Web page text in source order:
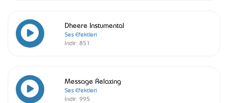
Dheere Instumental
Ses Efektleri
İndir: 851
Message Relaxing
Ses Efektleri
İndir: 995